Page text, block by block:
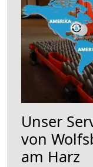
Unser
von
am Harz